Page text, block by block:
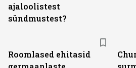
ajaloolistest
sündmustest?
Roomlased ehitasid